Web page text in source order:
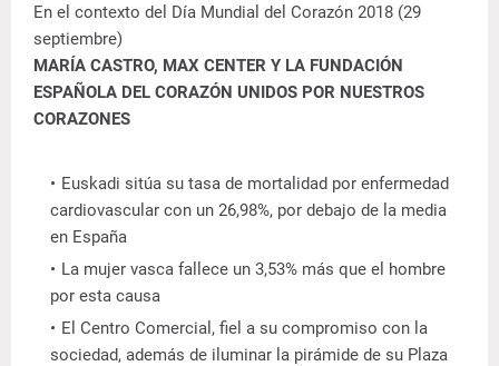
En el contexto del Día Mundial del Corazón 2018 (29
septiembre)
MARÍA CASTRO, MAX CENTER Y LA FUNDACIÓN
ESPAÑOLA DEL CORAZÓN UNIDOS POR NUESTROS
CORAZONES
Euskadi sitúa su tasa de mortalidad por enfermedad
cardiovascular con un 26,98%, por debajo de la media
en España
La mujer vasca fallece un 3,53% más que el hombre
por esta causa
El Centro Comercial, fiel a su compromiso con la
sociedad, además de iluminar la pirámide de su Plaza